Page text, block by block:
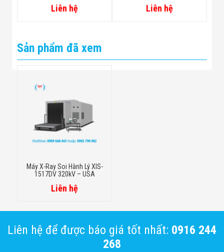
Liên hệ Liên hệ
Sản phẩm đã xem
Máy X-Ray Soi Hành Lý XIS-
1517DV 320kV – USA
Liên hệ
Liên hệ để được báo giá tốt nhất: 0916 244
268